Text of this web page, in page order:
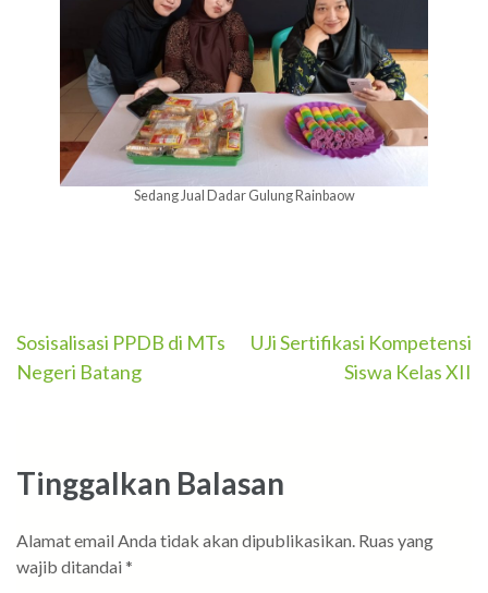
Sedang Jual Dadar Gulung Rainbaow
Navigasi
pos
Sosisalisasi PPDB di MTs
Negeri Batang
UJi Sertifikasi Kompetensi
Siswa Kelas XII
Tinggalkan Balasan
Alamat email Anda tidak akan dipublikasikan. Ruas yang
wajib ditandai *